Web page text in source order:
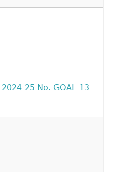
25 No. GOAL-13